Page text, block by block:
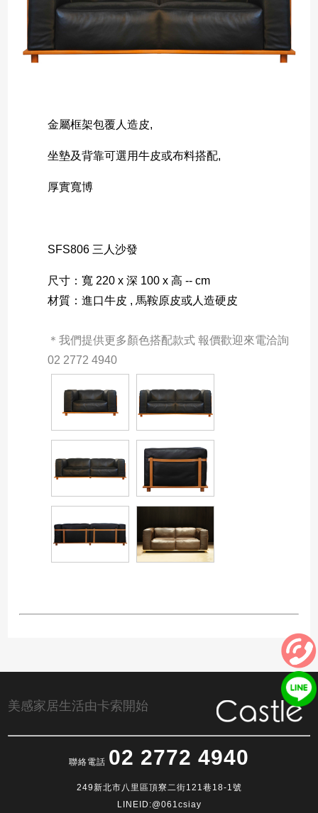
金屬框架包覆人造皮,
坐墊及背靠可選用牛皮或布料搭配,
厚實寬博
SFS806 三人沙發
尺寸：寬 220 x 深 100 x 高 -- cm
材質：進口牛皮 , 馬鞍原皮或人造硬皮
＊我們提供更多顏色搭配款式 報價歡迎來電洽詢
02 2772 4940
美感家居生活由卡索開始
聯絡電話 02 2772 4940
249新北市八里區頂寮二街121巷18-1號
LINEID:@061csiay